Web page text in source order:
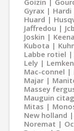
Goizin
Gyrax
Hardi
Huard
Jaffredou
Jcb
Joskin
Kubota
Labbe rotiel
Lely
Lemken
Mac-connel
Majar
Massey
Mauguin
Mitas
New holland
Noremat